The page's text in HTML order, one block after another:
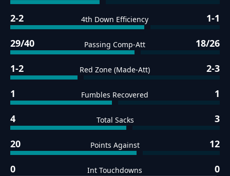
2-2 4th Down Efficiency 1-1
29/40 Passing Comp-Att 18/26
1-2 Red Zone (Made-Att) 2-3
1 Fumbles Recovered 1
4 Total Sacks 3
20 Points Against 12
0 Int Touchdowns 0